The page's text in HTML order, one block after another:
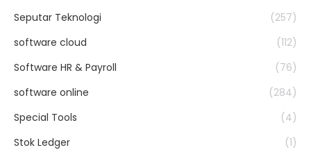
Seputar Teknologi
(257)
software cloud
(112)
Software HR & Payroll
(76)
software online
(284)
Special Tools
(4)
Stok Ledger
(1)